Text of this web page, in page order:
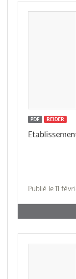
PDF REIDER
Publié le 11